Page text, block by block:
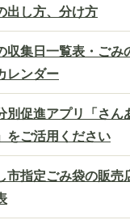
出し方、分け方
収集日一覧表・ごみ
レンダー
別促進アプリ「さん
をご活用ください
市指定ごみ袋の販売